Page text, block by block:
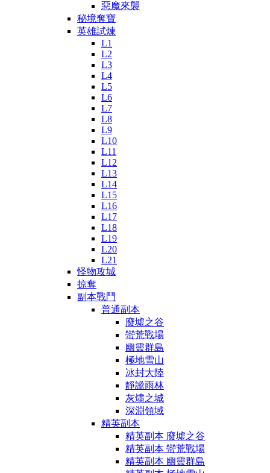
惡魔來襲
秘境奪寶
英雄試煉
L1
L2
L3
L4
L5
L6
L7
L8
L9
L10
L11
L12
L13
L14
L15
L16
L17
L18
L19
L20
L21
怪物攻城
掠奪
副本戰鬥
普通副本
廢墟之谷
蠻荒戰場
幽靈群島
極地雪山
冰封大陸
靜謐雨林
灰燼之城
深淵領域
精英副本
精英副本 廢墟之谷
精英副本 蠻荒戰場
精英副本 幽靈群島